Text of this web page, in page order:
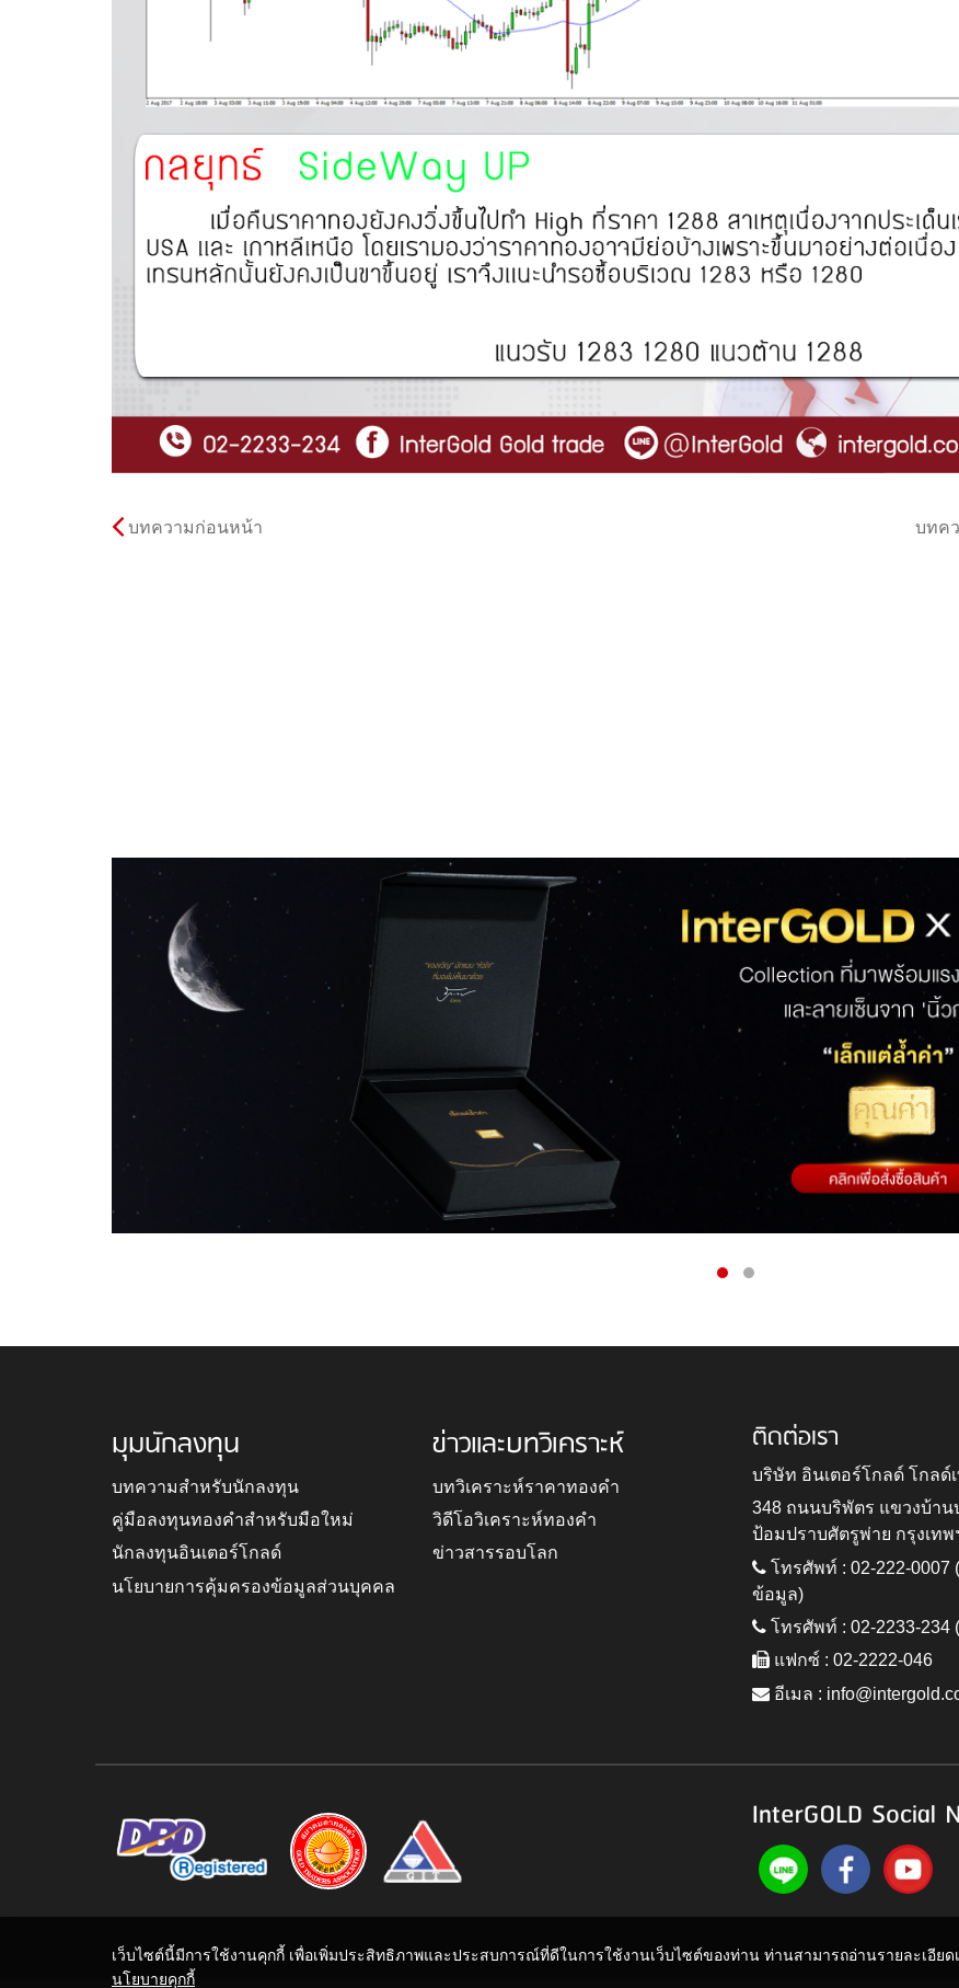
บทความก่อนหน้า บทค
มุมนักลงทุน
บทความสำหรับนักลงทุน
คู่มือลงทุนทองคำสำหรับมือใหม่
นักลงทุนอินเตอร์โกลด์
นโยบายการคุ้มครองข้อมูลส่วนบุคคล
ข่าวและบทวิเคราะห์
บทวิเคราะห์ราคาทองคำ
วิดีโอวิเคราะห์ทองคำ
ข่าวสารรอบโลก
ติดต่อเรา
บริษัท อินเตอร์โกลด์ โกลด์
348 ถนนบริพัตร แขวงบ้าน
ป้อมปราบศัตรูพ่าย กรุงเทพ
โทรศัพท์ : 02-222-0007
ข้อมูล)
โทรศัพท์ : 02-2233-234
แฟกซ์ : 02-2222-046
อีเมล :
InterGOLD Social
เว็บไซต์นี้มีการใช้งานคุกกี้ เพื่อเพิ่มประสิทธิภาพและประสบการณ์ที่ดีในการใช้งานเว็บไซต์ของท่าน ท่านสามารถอ่านรายละเอียด
นโยบายคุกกี้